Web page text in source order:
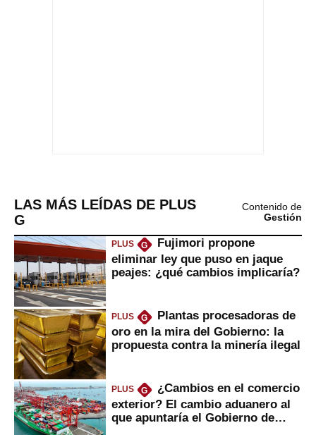
LAS MÁS LEÍDAS DE PLUS
G
Contenido de
Gestión
PLUS G
Fujimori propone
eliminar ley que puso en jaque
peajes: ¿qué cambios implicaría?
PLUS G
Plantas procesadoras de
oro en la mira del Gobierno: la
propuesta contra la minería ilegal
PLUS G
¿Cambios en el comercio
exterior? El cambio aduanero al
que apuntaría el Gobierno de